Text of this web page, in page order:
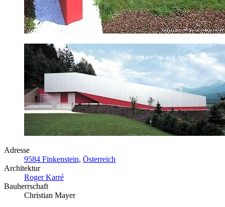
Adresse
9584 Finkenstein, Österreich
Architektur
Roger Karré
Bauherrschaft
Christian Mayer